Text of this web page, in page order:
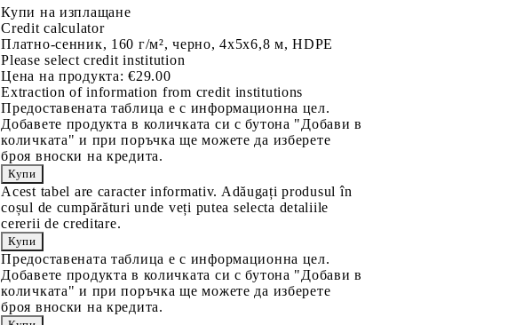
Купи на изплащане
Credit calculator
Платно-сенник, 160 г/м², черно, 4x5x6,8 м, HDPE
Please select credit institution
Цена на продукта: €29.00
Extraction of information from credit institutions
Предоставената таблица е с информационна цел.
Добавете продукта в количката си с бутона "Добави в
количката" и при поръчка ще можете да изберете
броя вноски на кредита.
Acest tabel are caracter informativ. Adăugați produsul în
coșul de cumpărături unde veți putea selecta detaliile
cererii de creditare.
Предоставената таблица е с информационна цел.
Добавете продукта в количката си с бутона "Добави в
количката" и при поръчка ще можете да изберете
броя вноски на кредита.